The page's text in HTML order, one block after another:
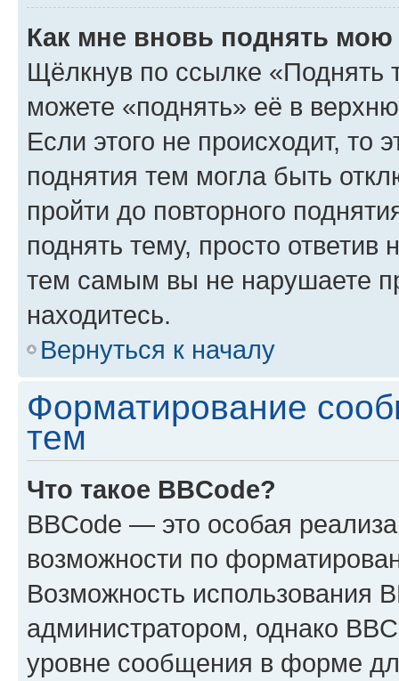
Как мне вновь поднять мою
Щёлкнув по ссылке «Поднять
можете «поднять» её в
Если этого не происходит, то
поднятия тем могла быть
пройти до повторного
поднять тему, просто ответив
тем самым вы не нарушаете
находитесь.
Вернуться к началу
Форматирование
тем
Что такое BBCode?
BBCode — это особая
возможности по
Возможность использования
администратором, однако
уровне сообщения в форме